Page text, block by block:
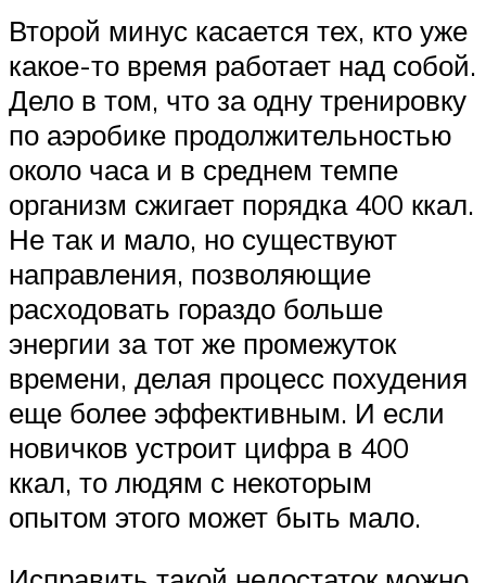
Второй минус касается тех, кто уже
какое-то время работает над собой.
Дело в том, что за одну тренировку
по аэробике продолжительностью
около часа и в среднем темпе
организм сжигает порядка 400 ккал.
Не так и мало, но существуют
направления, позволяющие
расходовать гораздо больше
энергии за тот же промежуток
времени, делая процесс похудения
еще более эффективным. И если
новичков устроит цифра в 400
ккал, то людям с некоторым
опытом этого может быть мало.